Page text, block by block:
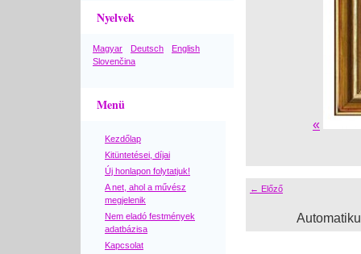
Nyelvek
Magyar Deutsch
English
Slovenčina
Menü
Kezdőlap
Kitüntetései, díjai
Új honlapon folytatjuk!
A net, ahol a művész
megjelenik
Nem eladó festmények
adatbázisa
Kapcsolat
«
← Előző